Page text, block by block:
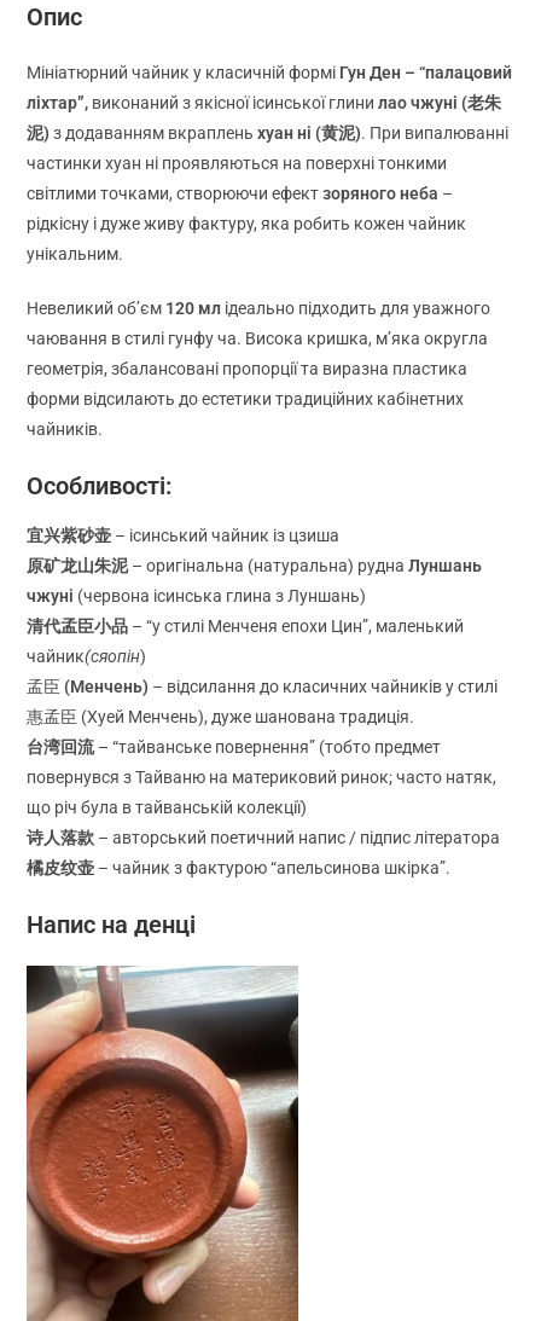
Опис
Мініатюрний чайник у класичній формі Гун Ден – “палацовий
ліхтар”, виконаний з якісної ісинської глинилао чжуні (老朱
泥) з додаванням вкрапленьхуан ні (黄泥). При випалюванні
частинки хуан ні проявляються на поверхні тонкими
світлими точками, створюючи ефектзоряного неба –
рідкісну і дуже живу фактуру, яка робить кожен чайник
унікальним.
Невеликий об’єм 120 мл ідеально підходить для уважного
чаювання в стилі гунфу ча. Висока кришка, м’яка округла
геометрія, збалансовані пропорції та виразна пластика
форми відсилають до естетики традиційних кабінетних
чайників.
Особливості:
宜兴紫砂壶 – ісинський чайник із цзиша
原矿龙山朱泥– оригінальна (натуральна) руднаЛуншань
чжуні (червона ісинська глина з Луншань)
清代孟臣小品 – “у стилі Менченя епохи Цин”, маленький
чайник(сяопін)
孟臣 (Менчень) – відсилання до класичних чайників у стилі
惠孟臣 (Хуей Менчень), дуже шанована традиція.
台湾回流– “тайванське повернення” (тобто предмет
повернувся з Тайваню на материковий ринок; часто натяк,
що річ була в тайванській колекції)
诗人落款 – авторський поетичний напис / підпис літератора
橘皮纹壶 – чайник з фактурою “апельсинова шкірка”.
Напис на денці